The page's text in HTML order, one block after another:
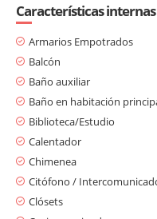
Características internas
Armarios Empotrados
Balcón
Baño auxiliar
Baño en habitación
Biblioteca/Estudio
Calentador
Chimenea
Citófono /
Clósets